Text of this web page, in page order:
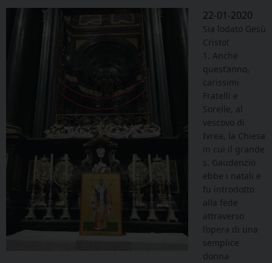
22-01-2020
Sia lodato Gesù
Cristo!
1. Anche
quest’anno,
carissimi
Fratelli e
Sorelle, al
vescovo di
Ivrea, la Chiesa
in cui il grande
s. Gaudenzio
ebbe i natali e
fu introdotto
alla fede
attraverso
l’opera di una
semplice
donna